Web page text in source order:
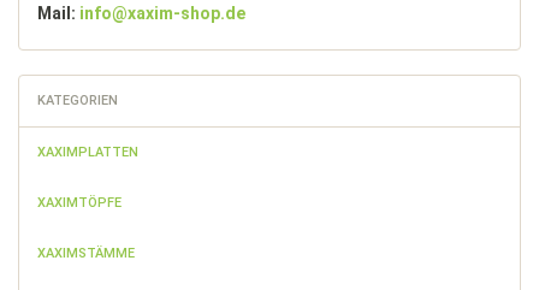
Mail: info@xaxim-shop.de
KATEGORIEN
XAXIMPLATTEN
XAXIMTÖPFE
XAXIMSTÄMME